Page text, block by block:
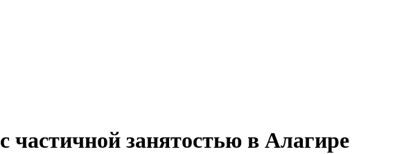
частичной занятостью в Алагире